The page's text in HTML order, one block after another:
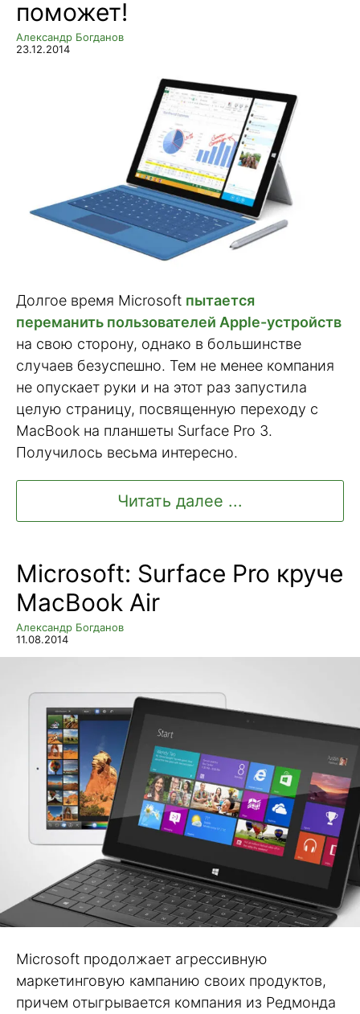
поможет!
Александр Богданов
23.12.2014
Долгое время Microsoft пытается
переманить пользователей Apple-устройств
на свою сторону, однако в большинстве
случаев безуспешно. Тем не менее компания
не опускает руки и на этот раз запустила
целую страницу, посвященную переходу с
MacBook на планшеты Surface Pro 3.
Получилось весьма интересно.
Читать далее ...
Microsoft: Surface Pro круче
MacBook Air
Александр Богданов
11.08.2014
Microsoft продолжает агрессивную
маркетинговую кампанию своих продуктов,
причем отыгрывается компания из Редмонда